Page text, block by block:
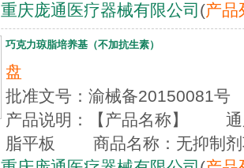
重庆庞通医疗器械有限公司 (产品
巧克力琼脂培养基（不加抗生素）
盘
批准文号：渝械备
产品说明：【产品名称】 通
脂平板 商品名称：无抑制剂